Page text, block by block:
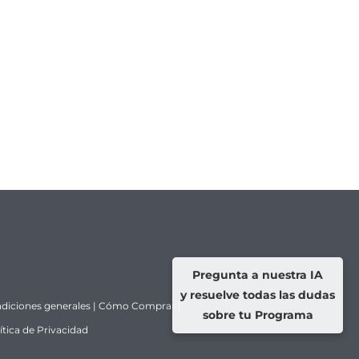
generales| Cómo Comprar
de Privacidad
Pregunta a nuestra IA
y resuelve todas las dudas
sobre tu Programa